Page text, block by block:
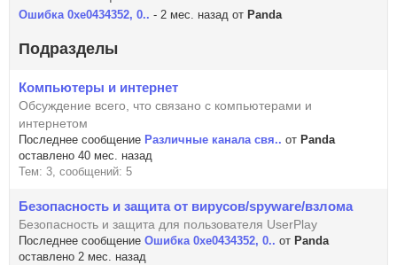
Ошибка 0xe0434352, 0.. - 2 мес. назад от Panda
Подразделы
Компьютеры и интернет
Обсуждение всего, что связано с компьютерами и
интернетом
Последнее сообщение Различные канала свя.. от Panda
оставлено 40 мес. назад
Тем: 3, сообщений: 5
Безопасность и защита от вирусов/spyware/взлома
Безопасность и защита для пользователя UserPlay
Последнее сообщение Ошибка 0xe0434352, 0.. от Panda
оставлено 2 мес. назад